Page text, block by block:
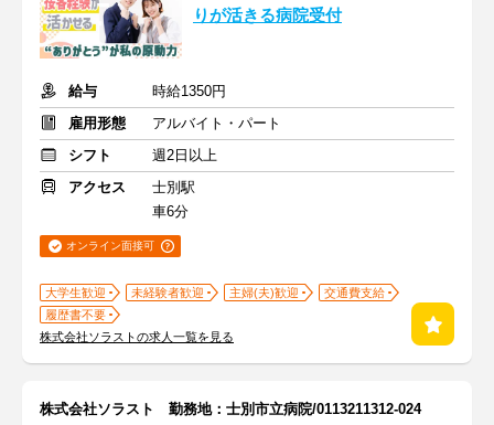
りが活きる病院受付
給与
時給1350円
雇用形態
アルバイト・パート
シフト
週2日以上
アクセス
士別駅
車6分
オンライン面接可
大学生歓迎 未経験者歓迎 主婦(夫)歓迎
交通費支給
履歴書不要
株式会社ソラストの求人一覧を見る
株式会社ソラスト 勤務地：士別市立病院/0113211312-024